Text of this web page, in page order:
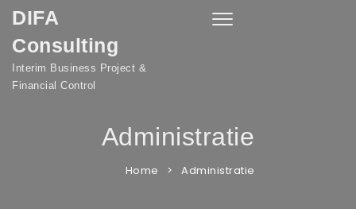
DIFA
Consulting
Interim Business Project &
Financial Control
Toggle
Administratie
Home Administratie